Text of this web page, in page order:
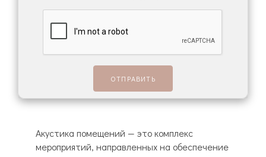
Акустика помещений — это комплекс
мероприятий, направленных на обеспечение